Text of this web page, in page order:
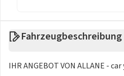
Fahrzeugbeschreibung
IHR ANGEBOT VON ALLANE -